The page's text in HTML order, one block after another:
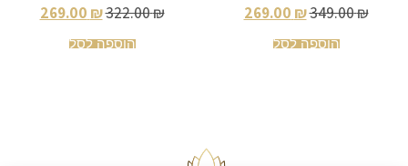
₪
349.00
₪
הוספה לסל
₪
322.00
₪
הוספה לסל